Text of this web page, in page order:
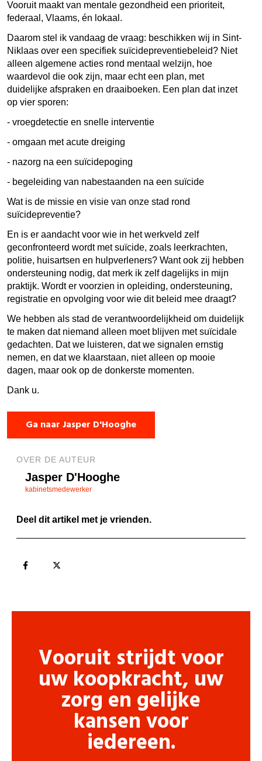
Vooruit maakt van mentale gezondheid een prioriteit,
federaal, Vlaams, én lokaal.
Daarom stel ik vandaag de vraag: beschikken wij in Sint-
Niklaas over een specifiek suïcidepreventiebeleid? Niet
alleen algemene acties rond mentaal welzijn, hoe
waardevol die ook zijn, maar echt een plan, met
duidelijke afspraken en draaiboeken. Een plan dat inzet
op vier sporen:
- vroegdetectie en snelle interventie
- omgaan met acute dreiging
- nazorg na een suïcidepoging
- begeleiding van nabestaanden na een suïcide
Wat is de missie en visie van onze stad rond
suïcidepreventie?
En is er aandacht voor wie in het werkveld zelf
geconfronteerd wordt met suïcide, zoals leerkrachten,
politie, huisartsen en hulpverleners? Want ook zij hebben
ondersteuning nodig, dat merk ik zelf dagelijks in mijn
praktijk. Wordt er voorzien in opleiding, ondersteuning,
registratie en opvolging voor wie dit beleid mee draagt?
We hebben als stad de verantwoordelijkheid om duidelijk
te maken dat niemand alleen moet blijven met suïcidale
gedachten. Dat we luisteren, dat we signalen ernstig
nemen, en dat we klaarstaan, niet alleen op mooie
dagen, maar ook op de donkerste momenten.
Dank u.
Ga naar Jasper D'Hooghe
OVER DE AUTEUR
Jasper D'Hooghe
kabinetsmedewerker
Deel dit artikel met je vrienden.
Vooruit strijdt voor
uw koopkracht, uw
zorg en gelijke
kansen voor
iedereen.